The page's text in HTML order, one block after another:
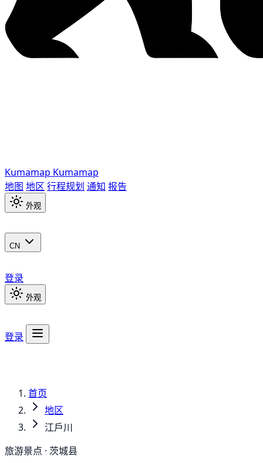
Kumamap Kumamap
地图 地区 行程规划 通知 报告
外观
CN
登录
外观
登录
首页
地区
江戶川
旅游景点 · 茨城县